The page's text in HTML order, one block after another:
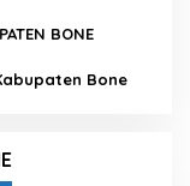
BONE
Bone